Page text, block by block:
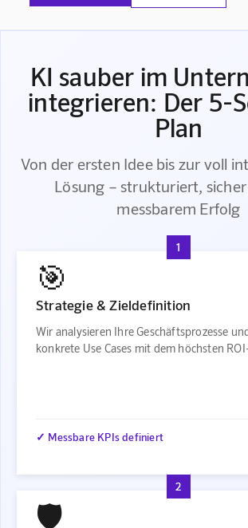
KI sauber im
integrieren: Der 5-
Plan
Von der ersten Idee bis zur voll
Lösung – strukturiert,
messbarem Erfolg
1
🎯
Strategie & Zieldefinition
Wir analysieren Ihre Geschäftsprozesse
konkrete Use Cases mit dem höchsten
✓ Messbare KPIs definiert
2
🛡️